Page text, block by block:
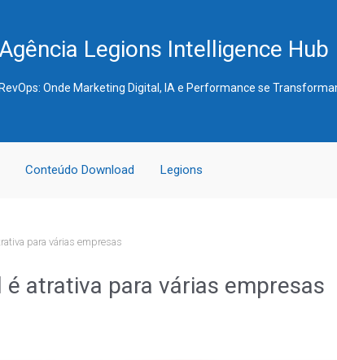
Legions Intelligence Hub
RevOps: Onde Marketing Digital, IA e Performance se
Conteúdo Download Legions
para várias empresas
atrativa para várias empresas